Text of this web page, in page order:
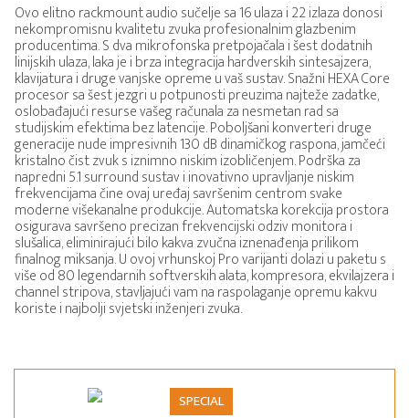
Ovo elitno rackmount audio sučelje sa 16 ulaza i 22 izlaza donosi
nekompromisnu kvalitetu zvuka profesionalnim glazbenim
producentima. S dva mikrofonska pretpojačala i šest dodatnih
linijskih ulaza, laka je i brza integracija hardverskih sintesajzera,
klavijatura i druge vanjske opreme u vaš sustav. Snažni HEXA Core
procesor sa šest jezgri u potpunosti preuzima najteže zadatke,
oslobađajući resurse vašeg računala za nesmetan rad sa
studijskim efektima bez latencije. Poboljšani konverteri druge
generacije nude impresivnih 130 dB dinamičkog raspona, jamčeći
kristalno čist zvuk s iznimno niskim izobličenjem. Podrška za
napredni 5.1 surround sustav i inovativno upravljanje niskim
frekvencijama čine ovaj uređaj savršenim centrom svake
moderne višekanalne produkcije. Automatska korekcija prostora
osigurava savršeno precizan frekvencijski odziv monitora i
slušalica, eliminirajući bilo kakva zvučna iznenađenja prilikom
finalnog miksanja. U ovoj vrhunskoj Pro varijanti dolazi u paketu s
više od 80 legendarnih softverskih alata, kompresora, ekvilajzera i
channel stripova, stavljajući vam na raspolaganje opremu kakvu
koriste i najbolji svjetski inženjeri zvuka.
SPECIAL